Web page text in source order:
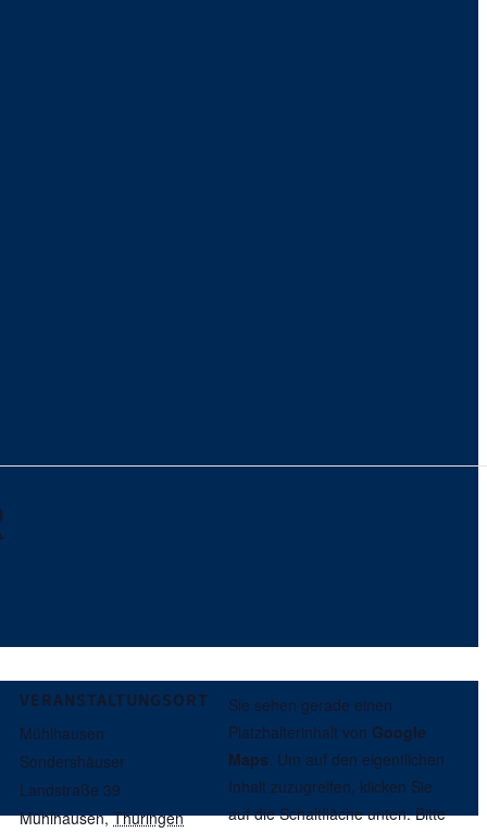
VERANSTALTUNGSORT
Mühlhausen
Sondershäuser
Landstraße 39
Mühlhausen, Thüringen
Sie sehen gerade einen
Platzhalterinhalt von Google
Maps . Um auf den eigentlichen
Inhalt zuzugreifen, klicken Sie
auf die Schaltfläche unten. Bitte